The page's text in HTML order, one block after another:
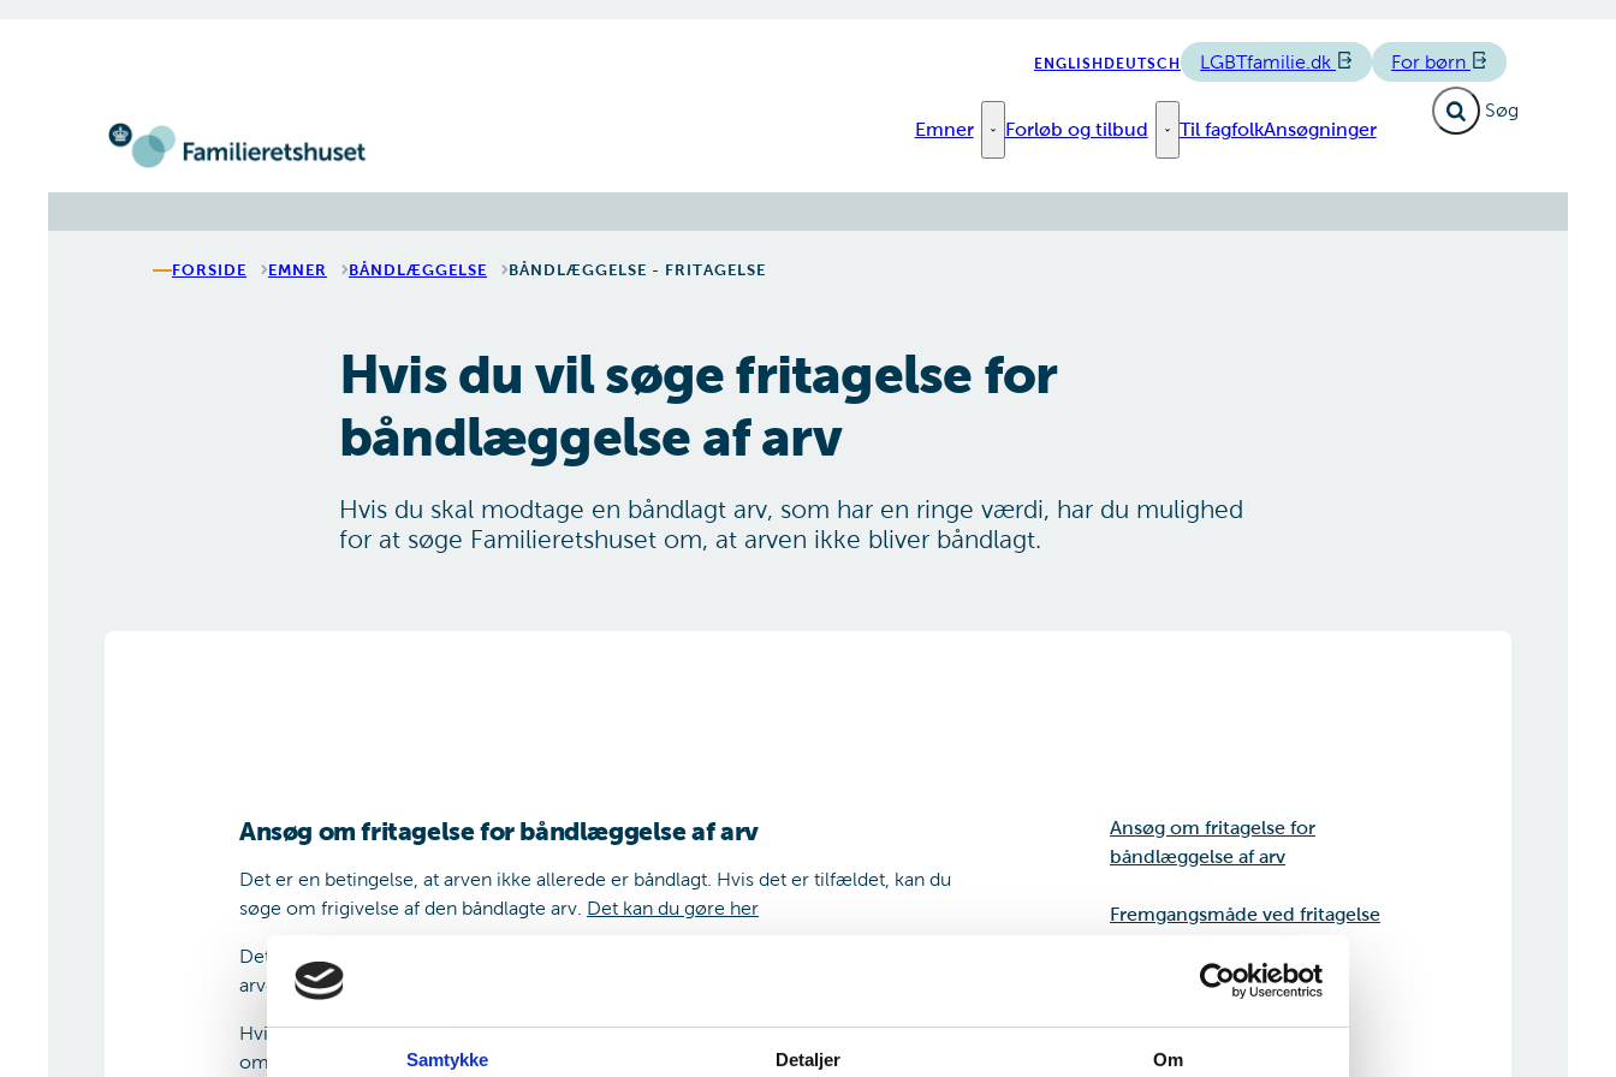
Samtykke Detaljer Om
Gå til forsiden
ENGLISH DEUTSCH LGBTfamilie.dk For børn
Fold søgefelt ud
Emner Emner - Flere links
Forløb og tilbud Forløb og tilbud - Flere links
Til fagfolkAnsøgninger
FORSIDE EMNER BÅNDLÆGGELSE BÅNDLÆGGELSE - FRITAGELSE
Hvis du vil søge fritagelse for
båndlæggelse af arv
Hvis du skal modtage en båndlagt arv, som har en ringe værdi, har du mulighed
for at søge Familieretshuset om, at arven ikke bliver båndlagt.
Ansøg om fritagelse for båndlæggelse af arv
Det er en betingelse, at arven ikke allerede er båndlagt. Hvis det er tilfældet, kan du
søge om frigivelse af den båndlagte arv. Det kan du gøre her
Det er desuden en betingelse, at arven har ringe værdi. Det betyder, at værdien af
arven skal være under 100.000 kr.
Hvis du i forvejen ejer båndlagt arv eller gave, vil vi som udgangspunkt lægge vægt på,
om midlerne tilsammen er af ringe værdi (under 100.000 kr.).
Ansøg om fritagelse for
båndlæggelse af arv
Fremgangsmåde ved fritagelse